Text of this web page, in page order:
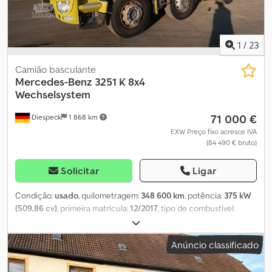
1 / 23
Diespeck 1 868 km
Camião basculante
Mercedes-Benz 3251 K 8x4
Wechselsystem
71 000 €
EXW Preço fixo acresce IVA
(84 490 € bruto)
Solicitar Ligar
Condição:usado, quilometragem: 348 600 km, potência: 375 kW
(509,86 cv) , primeira matrícula:12/2017 , tipo de combustível:
, peso total:
do pneu:315/80 R22,5, configuração de eixo:8x4, travões:
retardador, cor:amarelo, tipo de engrenagem:automático,
suspensão:aço-ar, Equipamento:ABS, acoplamento de
Anúncio classificado